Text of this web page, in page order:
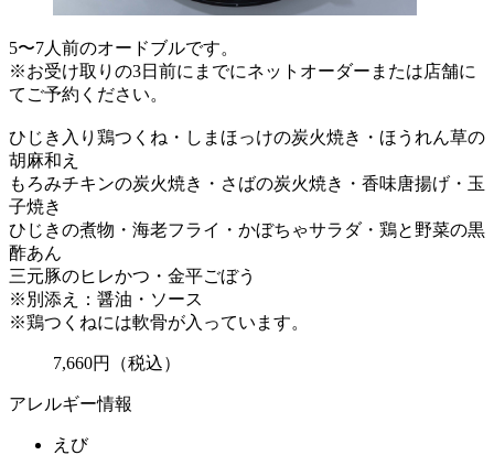
5〜7人前のオードブルです。
※お受け取りの3日前にまでにネットオーダーまたは店舗に
てご予約ください。
ひじき入り鶏つくね・しまほっけの炭火焼き・ほうれん草の
胡麻和え
もろみチキンの炭火焼き・さばの炭火焼き・香味唐揚げ・玉
子焼き
ひじきの煮物・海老フライ・かぼちゃサラダ・鶏と野菜の黒
酢あん
三元豚のヒレかつ・金平ごぼう
※別添え：醤油・ソース
※鶏つくねには軟骨が入っています。
7,660円 （税込）
アレルギー情報
えび